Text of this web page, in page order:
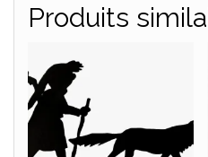
Produits